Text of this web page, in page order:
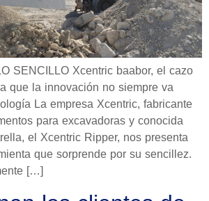
SENCILLO Xcentric baabor, el cazo
que la innovación no siempre va
La empresa Xcentric, fabricante
para excavadoras y conocida
el Xcentric Ripper, nos presenta
que sorprende por su sencillez.
[…]